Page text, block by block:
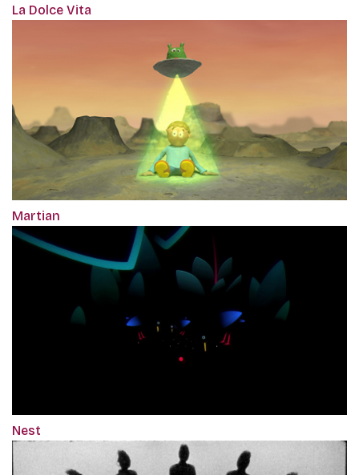
La Dolce Vita
Martian
Nest